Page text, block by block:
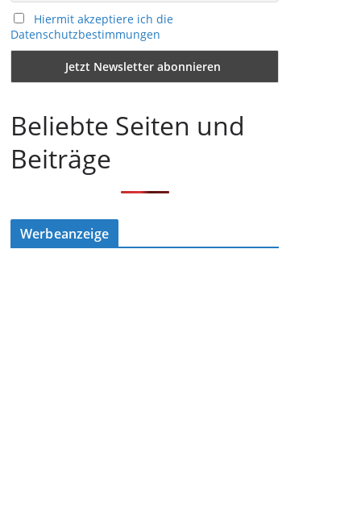
Hiermit akzeptiere ich die
Datenschutzbestimmungen
Beliebte Seiten und
Beiträge
Werbeanzeige